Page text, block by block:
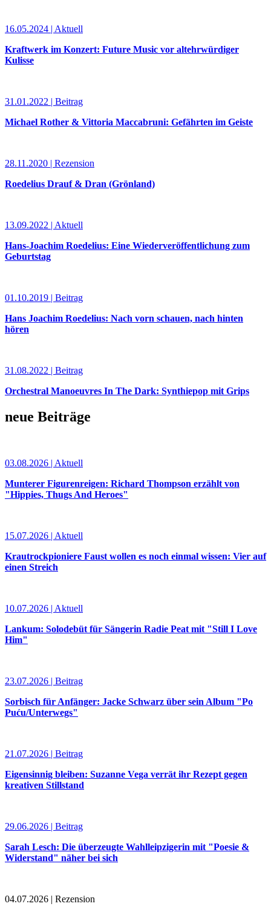
16.05.2024 | Aktuell
Kraftwerk im Konzert: Future Music vor altehrwürdiger
Kulisse
31.01.2022 | Beitrag
Michael Rother & Vittoria Maccabruni: Gefährten im Geiste
28.11.2020 | Rezension
Roedelius Drauf & Dran (Grönland)
13.09.2022 | Aktuell
Hans-Joachim Roedelius: Eine Wiederveröffentlichung zum
Geburtstag
01.10.2019 | Beitrag
Hans Joachim Roedelius: Nach vorn schauen, nach hinten
hören
31.08.2022 | Beitrag
Orchestral Manoeuvres In The Dark: Synthiepop mit Grips
neue Beiträge
03.08.2026 | Aktuell
Munterer Figurenreigen: Richard Thompson erzählt von
"Hippies, Thugs And Heroes"
15.07.2026 | Aktuell
Krautrockpioniere Faust wollen es noch einmal wissen: Vier auf
einen Streich
10.07.2026 | Aktuell
Lankum: Solodebüt für Sängerin Radie Peat mit "Still I Love
Him"
23.07.2026 | Beitrag
Sorbisch für Anfänger: Jacke Schwarz über sein Album "Po
Puću/Unterwegs"
21.07.2026 | Beitrag
Eigensinnig bleiben: Suzanne Vega verrät ihr Rezept gegen
kreativen Stillstand
29.06.2026 | Beitrag
Sarah Lesch: Die überzeugte Wahlleipzigerin mit "Poesie &
Widerstand" näher bei sich
04.07.2026 | Rezension